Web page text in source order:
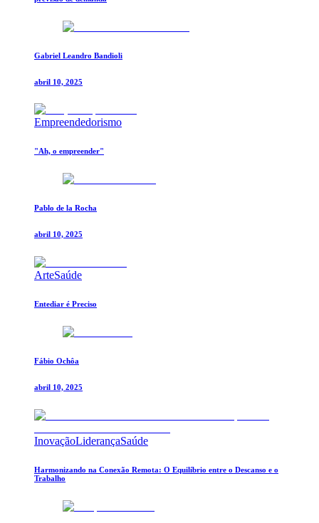
Gabriel Leandro Bandioli
abril 10, 2025
Empreendedorismo
"Ah, o empreender"
Pablo de la Rocha
abril 10, 2025
ArteSaúde
Entediar é Preciso
Fábio Ochôa
abril 10, 2025
InovaçãoLiderançaSaúde
Harmonizando na Conexão Remota: O Equilíbrio entre o Descanso e o
Trabalho